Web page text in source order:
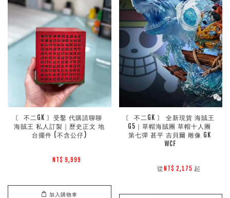
〘 不二GK 〙受鑿 代購請聊聊
海賊王 私人訂製｜歷史正文 地
台擺件 (不含公仔)
NT$ 9,999
加入購物車
〘 不二GK 〙 全新現貨 海賊王
G5｜草帽海賊團 草帽十人團
第七彈 甚平 吉貝爾 雕像 GK
WCF
        從
NT$ 2,175 起